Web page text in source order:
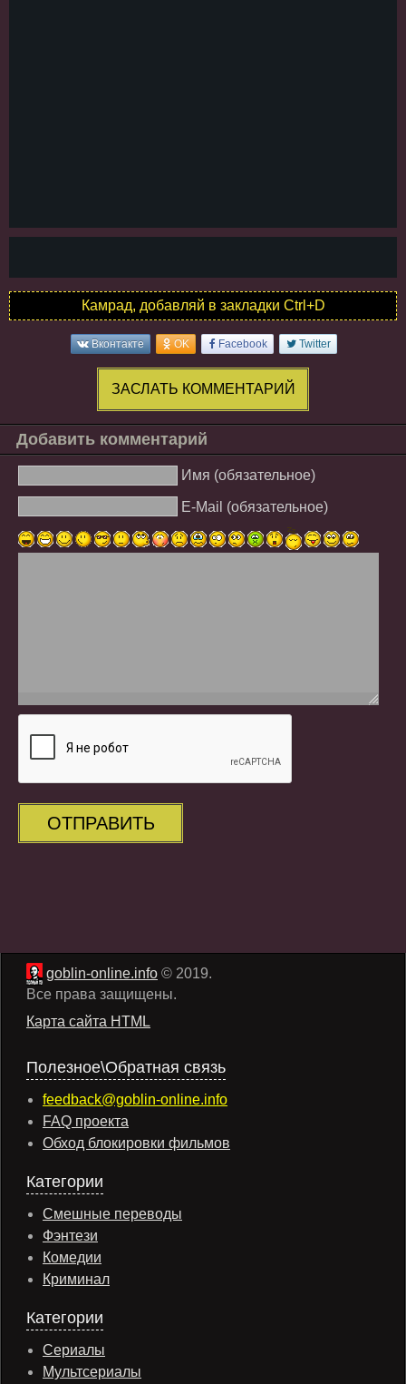
Камрад, добавляй в закладки Ctrl+D
Вконтакте OK Facebook Twitter
ЗАСЛАТЬ КОММЕНТАРИЙ
Добавить комментарий
Имя (обязательное)
E-Mail (обязательное)
ОТПРАВИТЬ
goblin-online.info © 2019.
Все права защищены.
Карта сайта HTML
Полезное\Обратная связь
feedback@goblin-online.info
FAQ проекта
Обход блокировки фильмов
Категории
Смешные переводы
Фэнтези
Комедии
Криминал
Категории
Сериалы
Мультсериалы